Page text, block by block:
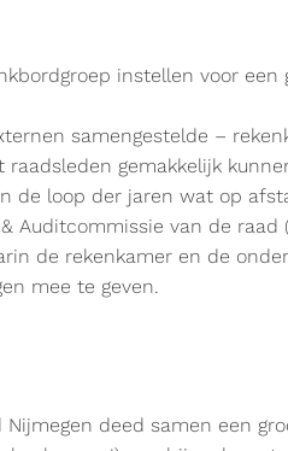
instellen voor
samengestelde –
raadsleden gemakkelijk
de loop der jaren wat op
Auditcommissie van de
de rekenkamer en de
mee te geven.
deed samen een